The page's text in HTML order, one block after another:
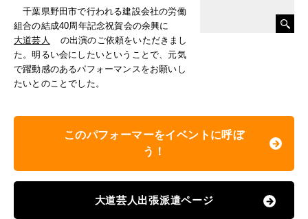
千葉県野田市で行われる建設会社の労働
組合の結成40周年記念祝賀会の余興に
大道芸人
の出演のご依頼をいただきまし
た。明るい会にしたいということで、元気
で躍動感のあるパフォーマンスをお願いし
たいとのことでした。
このパフォーマーをイベントに呼ぼ
う！
大道芸人出張派遣ページ